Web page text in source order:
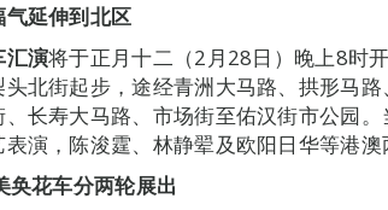
延伸到北区
汇演将于正月十二（2月28日）晚上8时
北街起步，途经青洲大马路、拱形马
长寿大马路、市场街至佑汉街市公园
演，陈浚霆、林静翚及欧阳日华等港澳
奂花车分两轮展出